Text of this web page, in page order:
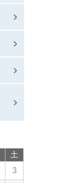
土
3